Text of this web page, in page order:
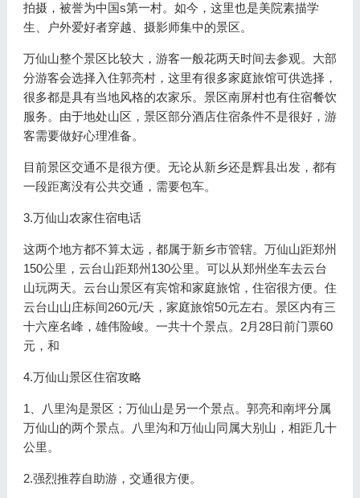
拍摄，被誉为中国s第一村。如今，这里也是美院素描学
生、户外爱好者穿越、摄影师集中的景区。
万仙山整个景区比较大，游客一般花两天时间去参观。大部
分游客会选择入住郭亮村，这里有很多家庭旅馆可供选择，
很多都是具有当地风格的农家乐。景区南屏村也有住宿餐饮
服务。由于地处山区，景区部分酒店住宿条件不是很好，游
客需要做好心理准备。
目前景区交通不是很方便。无论从新乡还是辉县出发，都有
一段距离没有公共交通，需要包车。
3.万仙山农家住宿电话
这两个地方都不算太远，都属于新乡市管辖。万仙山距郑州
150公里，云台山距郑州130公里。可以从郑州坐车去云台
山玩两天。云台山景区有宾馆和家庭旅馆，住宿很方便。住
云台山山庄标间260元/天，家庭旅馆50元左右。景区内有三
十六座名峰，雄伟险峻。一共十个景点。2月28日前门票60
元，和
4.万仙山景区住宿攻略
1、八里沟是景区；万仙山是另一个景点。郭亮和南坪分属
万仙山的两个景点。八里沟和万仙山同属大别山，相距几十
公里。
2.强烈推荐自助游，交通很方便。